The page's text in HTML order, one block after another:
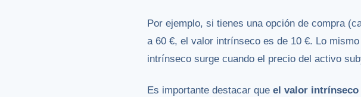
Por ejemplo, si tienes una opción de compra
a 60 €, el valor intrínseco es de 10 €. Lo
intrínseco surge cuando el precio del activo
Es importante destacar que el valor intrínseco